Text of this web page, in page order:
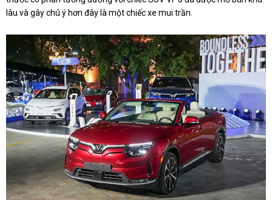
lâu và gây chú ý hơn đây là một chiếc xe mui trần.